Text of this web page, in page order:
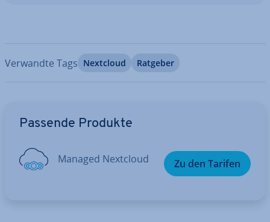
Verwandte Tags Nextcloud Ratgeber
Passende Produkte
Managed Nextcloud Zu den Tarifen